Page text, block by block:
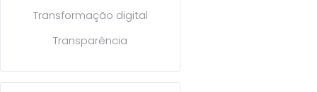
Transformação digital
Transparência